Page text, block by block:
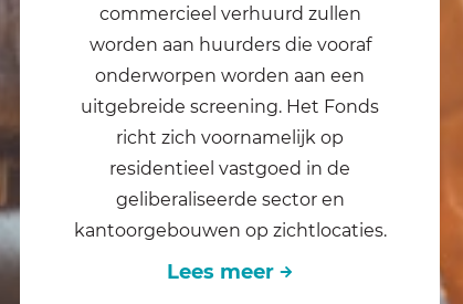
commercieel verhuurd zullen
worden aan huurders die vooraf
onderworpen worden aan een
uitgebreide screening. Het Fonds
richt zich voornamelijk op
residentieel vastgoed in de
geliberaliseerde sector en
kantoorgebouwen op zichtlocaties.
Lees meer